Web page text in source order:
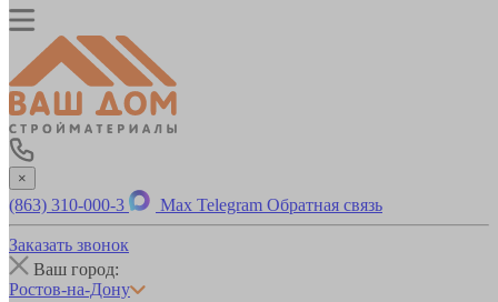
×
(863) 310-000-3 Max Telegram Обратная связь
Заказать звонок
Ваш город:
Ростов-на-Дону